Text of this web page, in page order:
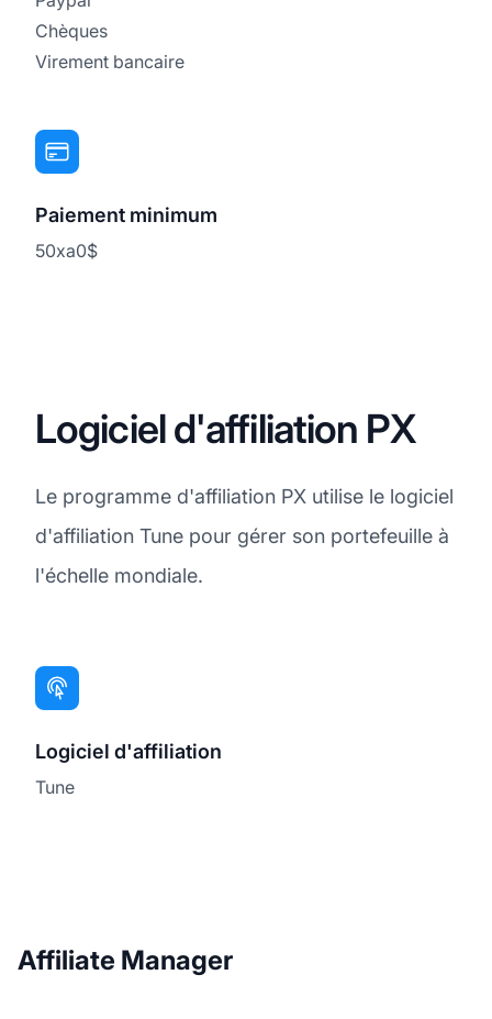
Chèques
Virement bancaire
Paiement minimum
50xa0$
Logiciel d'affiliation PX
Le programme d'affiliation PX utilise le logiciel
d'affiliation Tune pour gérer son portefeuille à
l'échelle mondiale.
Logiciel d'affiliation
Tune
Affiliate Manager